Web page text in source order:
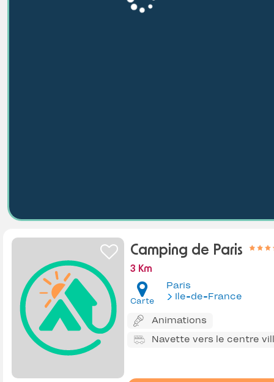
Camping de Paris
3 Km
Carte
Paris
Ile-de-France
Animations
Navette vers le centre